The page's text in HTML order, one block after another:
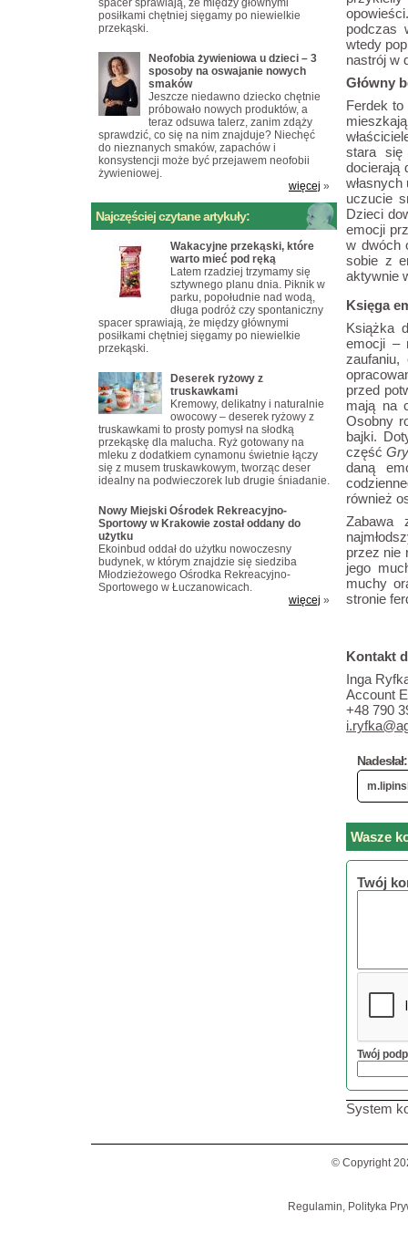
podczas
wtedy
nastrój w
Główny
Ferdek to
stara się
docierają
uczucie
Dzieci
emocji
w dwóch
sobie z
aktywnie
Księga
Książka
emocji –
zaufaniu,
przed
mają na
Osobny
bajki.
część
daną
również
Zabawa
przez nie
jego
muchy
stronie
Kontakt
Inga
Account
+48 790
Nadesłał:
Wasze
Twój
Twój
System
spacer sprawiają, że między głównymi
posiłkami chętniej sięgamy po niewielkie
przekąski.
Neofobia żywieniowa u dzieci – 3
sposoby na oswajanie nowych
smaków
Jeszcze niedawno dziecko chętnie
próbowało nowych produktów, a
teraz odsuwa talerz, zanim zdąży
sprawdzić, co się na nim znajduje? Niechęć
do nieznanych smaków, zapachów i
konsystencji może być przejawem neofobii
żywieniowej.
więcej »
Najczęściej czytane artykuły:
Wakacyjne przekąski, które
warto mieć pod ręką
Latem rzadziej trzymamy się
sztywnego planu dnia. Piknik w
parku, popołudnie nad wodą,
długa podróż czy spontaniczny
spacer sprawiają, że między głównymi
posiłkami chętniej sięgamy po niewielkie
przekąski.
Deserek ryżowy z
truskawkami
Kremowy, delikatny i naturalnie
owocowy – deserek ryżowy z
truskawkami to prosty pomysł na słodką
przekąskę dla malucha. Ryż gotowany na
mleku z dodatkiem cynamonu świetnie łączy
się z musem truskawkowym, tworząc deser
idealny na podwieczorek lub drugie śniadanie.
Nowy Miejski Ośrodek Rekreacyjno-
Sportowy w Krakowie został oddany do
użytku
Ekoinbud oddał do użytku nowoczesny
budynek, w którym znajdzie się siedziba
Młodzieżowego Ośrodka Rekreacyjno-
Sportowego w Łuczanowicach.
więcej »
© Copyright
Regulamin, Polityka